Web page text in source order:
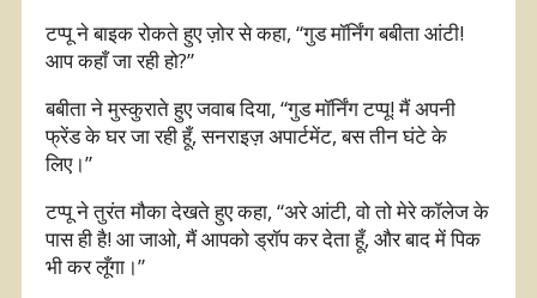
टप्पू ने बाइक रोकते हुए ज़ोर से कहा, “गुड मॉर्निंग बबीता आंटी!
आप कहाँ जा रही हो?”
बबीता ने मुस्कुराते हुए जवाब दिया, “गुड मॉर्निंग टप्पू! मैं अपनी
फ्रेंड के घर जा रही हूँ, सनराइज़ अपार्टमेंट, बस तीन घंटे के
लिए।”
टप्पू ने तुरंत मौका देखते हुए कहा, “अरे आंटी, वो तो मेरे कॉलेज के
पास ही है! आ जाओ, मैं आपको ड्रॉप कर देता हूँ, और बाद में पिक
भी कर लूँगा।”